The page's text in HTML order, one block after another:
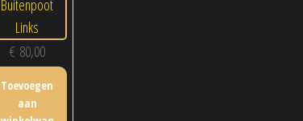
€ 80,00
Toevoegen
aan